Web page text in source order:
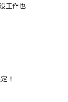
工作也
！